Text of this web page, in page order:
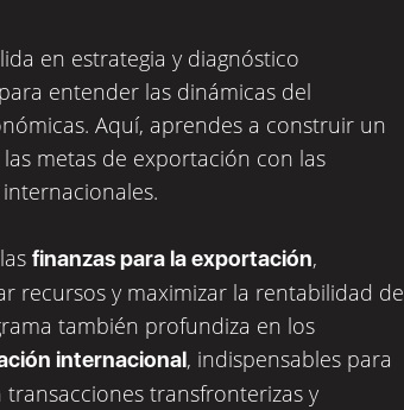
en estrategia y diagnóstico
entender las dinámicas del
Aquí, aprendes a construir un
metas de exportación con las
finanzas para la exportación,
recursos y maximizar la rentabilidad de
también profundiza en los
internacional, indispensables para
transfronterizas y